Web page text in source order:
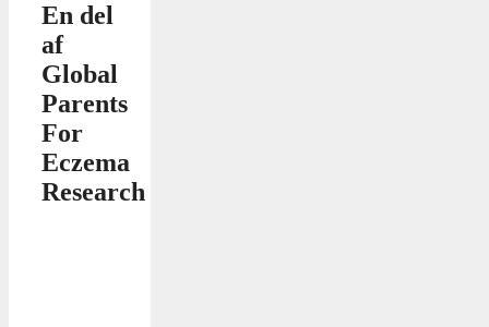
En del
af
Global
Parents
For
Eczema
Research